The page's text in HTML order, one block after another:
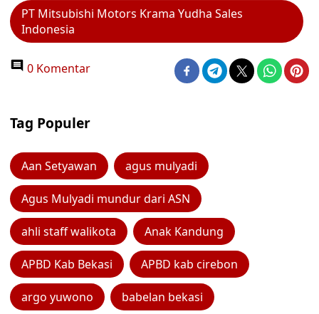
PT Mitsubishi Motors Krama Yudha Sales
Indonesia
0 Komentar
Tag Populer
Aan Setyawan agus mulyadi
Agus Mulyadi mundur dari ASN
ahli staff walikota Anak Kandung
APBD Kab Bekasi APBD kab cirebon
argo yuwono babelan bekasi